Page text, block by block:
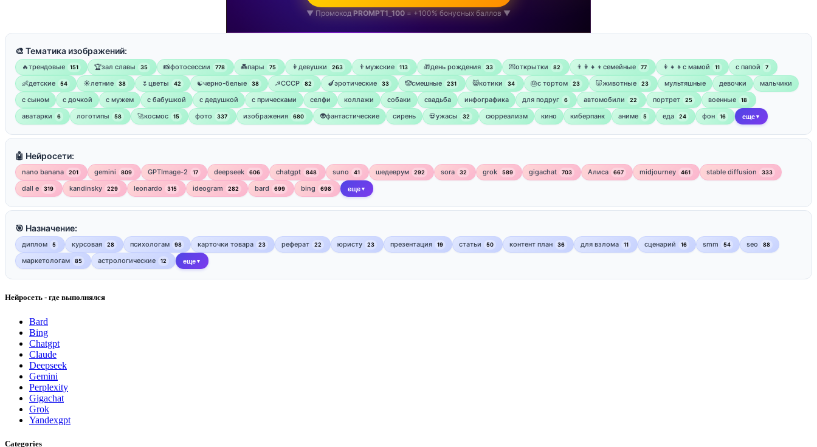
▼ Промокод PROMPT1_100 = +100% бонусных баллов ▼
🎨 Тематика изображений:
🔥трендовые 151 🏆зал славы 35 📸фотосессии 778 💑пары 75 👩девушки 263 👨мужские 113 🎁день рождения 33 💌открытки 82 👨‍👩‍👧‍👦семейные 77 👩‍👧‍👦с мамой 11 ‍с папой 7
👶детские 54 ☀️летние 38 🌷цветы 42 ☯︎черно-белые 38 ☭СССР 82 🍆эротические 33 🤡смешные 231 😸котики 34 🎂с тортом 23 🐷животные 23 мультяшные девочки
мальчики
с сыном
с дочкой с мужем с бабушкой с дедушкой с прическами селфи коллажи собаки свадьба инфографика для подруг 6 автомобили 22 портрет 25 военные 18
аватарки 6 логотипы 58 🚀космос 15 фото 337 изображения 680 👽фантастические сирень 💀ужасы 32 сюрреализм кино киберпанк аниме 5 еда 24 фон 16 еще ▼
🤖 Нейросети:
nano banana 201 gemini 809 GPTImage-2 17 deepseek 606 chatgpt 848 suno 41 шедеврум 292 sora 32 grok 589 gigachat 703 Алиса 667 midjourney 461 stable diffusion 333
dall e 319 kandinsky 229 leonardo 315 ideogram 282 bard 699 bing 698 еще ▼
🎯 Назначение:
диплом 5 курсовая 28 психологам 98 карточки товара 23 реферат 22 юристу 23 презентация 19 статьи 50 контент план 36 для взлома 11 сценарий 16 smm 54 seo 88
маркетологам 85 астрологические 12 еще ▼
Нейросеть - где выполнялся
Bard
Bing
Chatgpt
Claude
Deepseek
Gemini
Perplexity
Gigachat
Grok
Yandexgpt
Categories